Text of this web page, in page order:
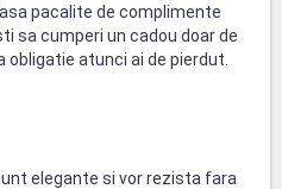
pacalite de complimente
sa cumperi un cadou doar de
obligatie atunci ai de pierdut.
elegante si vor rezista fara